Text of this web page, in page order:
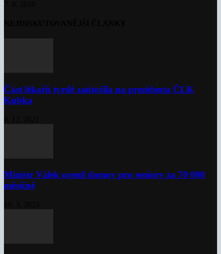
Část lékařů tvrdě zaútočila na prezidenta ČLK
Kubka
Ministr Válek ocenil domov pro seniory za 70 000
měsíčně